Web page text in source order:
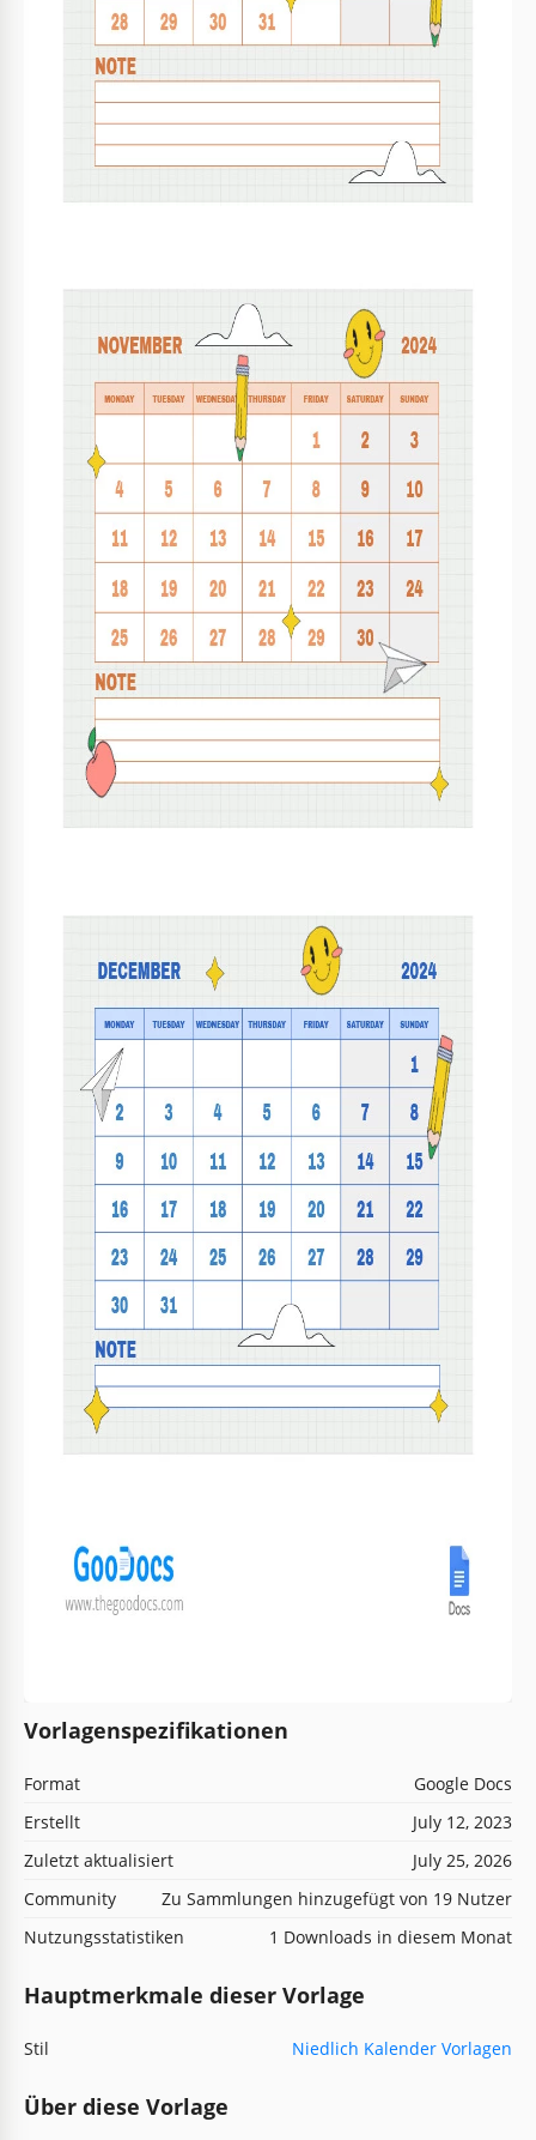
Vorlagenspezifikationen
Format
Google Docs
Erstellt
July 12, 2023
Zuletzt aktualisiert
July 25, 2026
Community
Zu Sammlungen hinzugefügt von 19 Nutzer
Nutzungsstatistiken
1 Downloads in diesem Monat
Hauptmerkmale dieser Vorlage
Stil Niedlich Kalender Vorlagen
Über diese Vorlage